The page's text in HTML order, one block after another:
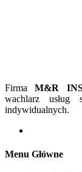
FirmaM&R
wachlarz
indywidualnych.
Menu Główne